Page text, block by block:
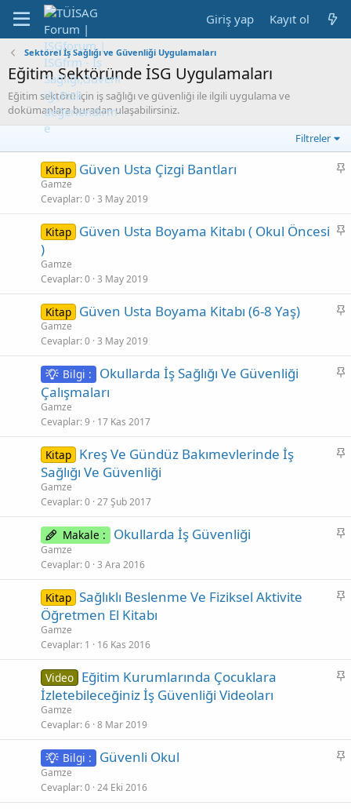
Giriş yap Kayıt ol
Sektörel İş Sağlığı ve Güvenliği Uygulamaları
Eğitim Sektöründe İSG Uygulamaları
Eğitim sektörü için iş sağlığı ve güvenliği ile ilgili uygulama ve
dokümanlara buradan ulaşabilirsiniz.
Filtreler
S
t
Kitap Güven Usta Çizgi Bantları
Gamze
Cevaplar 0 3 May 2019
S
Kitap Güven Usta Boyama Kitabı ( Okul Öncesi
)
Gamze
Cevaplar 0 3 May 2019
S
t
Kitap Güven Usta Boyama Kitabı (6-8 Yaş)
Gamze
Cevaplar 0 3 May 2019
S
Bilgi :
Okullarda İş Sağlığı Ve Güvenliği
Çalışmaları
Gamze
Cevaplar 9 17 Kas 2017
S
Kitap Kreş Ve Gündüz Bakımevlerinde İş
Sağlığı Ve Güvenliği
Gamze
Cevaplar 0 27 Şub 2017
S
t
Makale : Okullarda İş Güvenliği
Gamze
Cevaplar 0 3 Ara 2016
S
Kitap Sağlıklı Beslenme Ve Fiziksel Aktivite
Öğretmen El Kitabı
Gamze
Cevaplar 1 16 Kas 2016
S
Video Eğitim Kurumlarında Çocuklara
İzletebileceğiniz İş Güvenliği Videoları
Gamze
Cevaplar 6 8 Mar 2019
S
Bilgi : Güvenli Okul
Gamze
Cevaplar 0 24 Eki 2016